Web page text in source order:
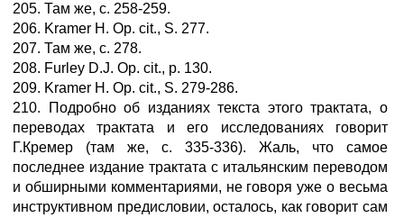
205. Там же, с. 258-259.
206. Kramer H. Op. cit., S. 277.
207. Там же, с. 278.
208. Furley D.J. Op. cit., р. 130.
209. Kramer H. Op. cit., S. 279-286.
210. Подробно об изданиях текста этого трактата, о
переводах трактата и его исследованиях говорит
Г.Кремер (там же, с. 335-336). Жаль, что самое
последнее издание трактата с итальянским переводом
и обширными комментариями, не говоря уже о весьма
инструктивном предисловии, осталось, как говорит сам